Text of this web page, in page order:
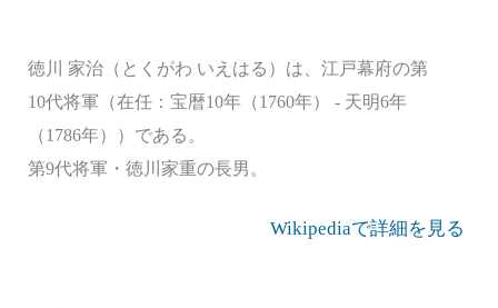
徳川 家治（とくがわ いえはる）は、江戸幕府の第
10代将軍（在任：宝暦10年（1760年） - 天明6年
（1786年））である。
第9代将軍・徳川家重の長男。
Wikipediaで詳細を見る